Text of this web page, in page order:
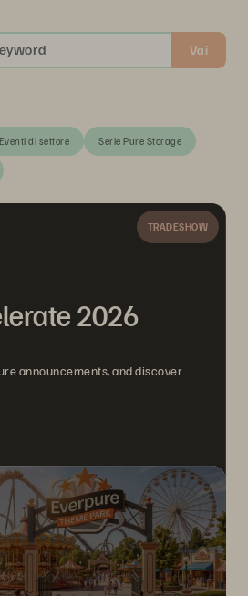
Vai
Eventi di settore Serie Pure Storage
TRADESHOW
2026
announcements, and discover